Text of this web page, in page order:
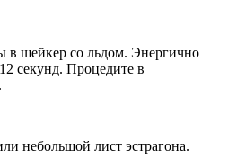
в шейкер со льдом. Энергично
секунд. Процедите в
небольшой лист эстрагона.